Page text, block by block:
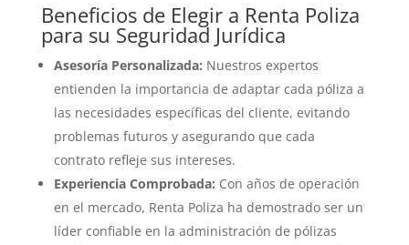
Beneficios de Elegir a Renta Poliza
para su Seguridad Jurídica
Asesoría Personalizada: Nuestros expertos
entienden la importancia de adaptar cada póliza a
las necesidades específicas del cliente, evitando
problemas futuros y asegurando que cada
contrato refleje sus intereses.
Experiencia Comprobada: Con años de operación
en el mercado, Renta Poliza ha demostrado ser un
líder confiable en la administración de pólizas